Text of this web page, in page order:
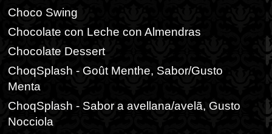
Choco Swing
Chocolate con Leche con Almendras
Chocolate Dessert
ChoqSplash - Goût Menthe, Sabor/Gusto
Menta
ChoqSplash - Sabor a avellana/avelã, Gusto
Nocciola